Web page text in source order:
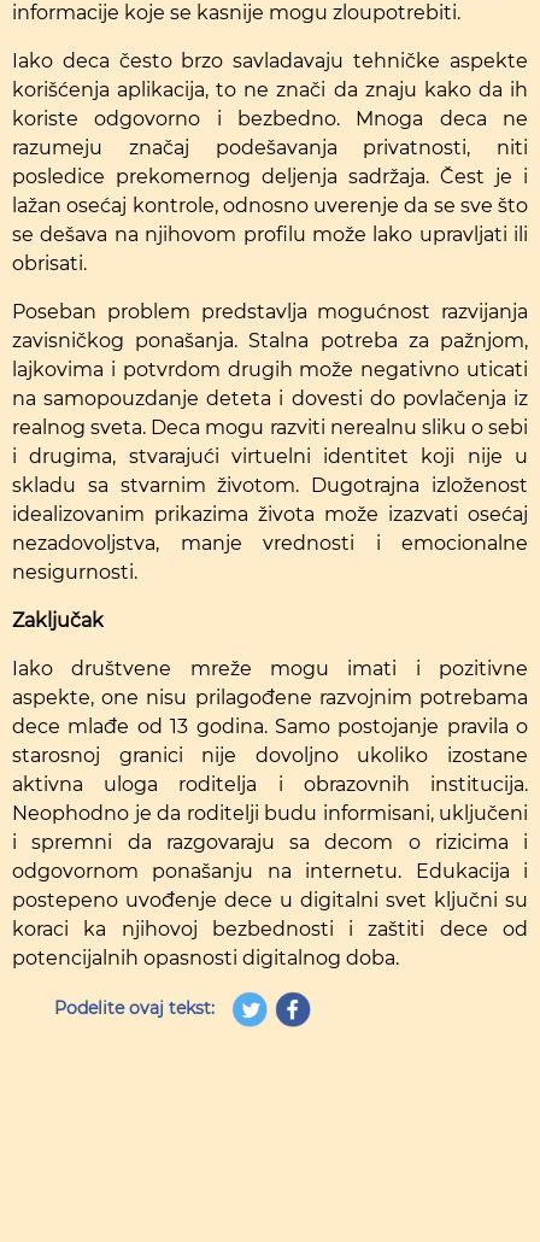
informacije koje se kasnije mogu zloupotrebiti.
Iako deca često brzo savladavaju tehničke aspekte
korišćenja aplikacija, to ne znači da znaju kako da ih
koriste odgovorno i bezbedno. Mnoga deca ne
razumeju značaj podešavanja privatnosti, niti
posledice prekomernog deljenja sadržaja. Čest je i
lažan osećaj kontrole, odnosno uverenje da se sve što
se dešava na njihovom profilu može lako upravljati ili
obrisati.
Poseban problem predstavlja mogućnost razvijanja
zavisničkog ponašanja. Stalna potreba za pažnjom,
lajkovima i potvrdom drugih može negativno uticati
na samopouzdanje deteta i dovesti do povlačenja iz
realnog sveta. Deca mogu razviti nerealnu sliku o sebi
i drugima, stvarajući virtuelni identitet koji nije u
skladu sa stvarnim životom. Dugotrajna izloženost
idealizovanim prikazima života može izazvati osećaj
nezadovoljstva, manje vrednosti i emocionalne
nesigurnosti.
Zaključak
Iako društvene mreže mogu imati i pozitivne
aspekte, one nisu prilagođene razvojnim potrebama
dece mlađe od 13 godina. Samo postojanje pravila o
starosnoj granici nije dovoljno ukoliko izostane
aktivna uloga roditelja i obrazovnih institucija.
Neophodno je da roditelji budu informisani, uključeni
i spremni da razgovaraju sa decom o rizicima i
odgovornom ponašanju na internetu. Edukacija i
postepeno uvođenje dece u digitalni svet ključni su
koraci ka njihovoj bezbednosti i zaštiti dece od
potencijalnih opasnosti digitalnog doba.
Podelite ovaj tekst: